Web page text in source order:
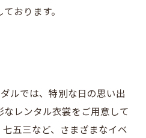
おります。
ルでは、特別な日の思い出
レンタル衣裳をご用意して
五三など、さまざまなイベ